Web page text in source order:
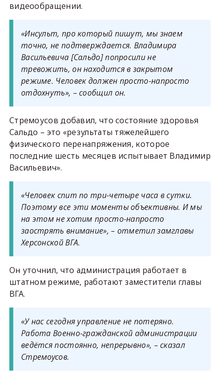
видеообращении.
«Инсульт, про который пишут, мы знаем
точно, не подтверждается. Владимира
Васильевича [Сальдо] попросили не
тревожить, он находится в закрытом
режиме. Человек должен просто-напросто
отдохнуть», – сообщил он.
Стремоусов добавил, что состояние здоровья
Сальдо – это «результаты тяжелейшего
физического перенапряжения, которое
последние шесть месяцев испытывает Владимир
Васильевич».
«Человек спит по три-четыре часа в сутки.
Поэтому все эти моменты объективны. И мы
на этом не хотим просто-напросто
заострять внимание», – отметил замглавы
Херсонской ВГА.
Он уточнил, что администрация работает в
штатном режиме, работают заместители главы
ВГА.
«У нас сегодня управление не потеряно.
Работа Военно-гражданской администрации
ведётся постоянно, непрерывно», – сказал
Стремоусов.